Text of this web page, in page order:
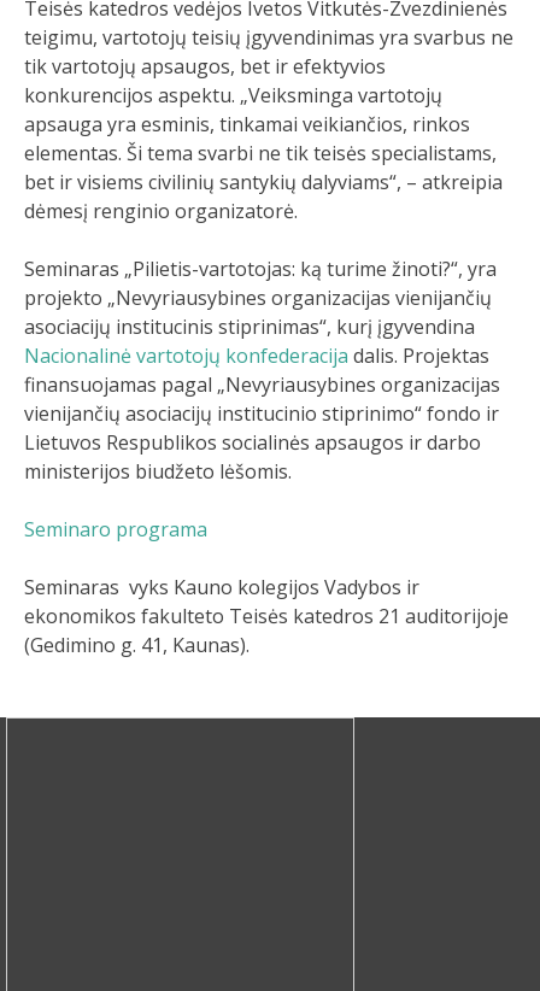
Teisės katedros vedėjos Ivetos Vitkutės-Zvezdinienės
teigimu, vartotojų teisių įgyvendinimas yra svarbus ne
tik vartotojų apsaugos, bet ir efektyvios
konkurencijos aspektu. „Veiksminga vartotojų
apsauga yra esminis, tinkamai veikiančios, rinkos
elementas. Ši tema svarbi ne tik teisės specialistams,
bet ir visiems civilinių santykių dalyviams“, – atkreipia
dėmesį renginio organizatorė.
Seminaras „Pilietis-vartotojas: ką turime žinoti?“, yra
projekto „Nevyriausybines organizacijas vienijančių
asociacijų institucinis stiprinimas“, kurį įgyvendina
Nacionalinė vartotojų konfederacija dalis. Projektas
finansuojamas pagal „Nevyriausybines organizacijas
vienijančių asociacijų institucinio stiprinimo“ fondo ir
Lietuvos Respublikos socialinės apsaugos ir darbo
ministerijos biudžeto lėšomis.
Seminaro programa
Seminaras vyks Kauno kolegijos Vadybos ir
ekonomikos fakulteto Teisės katedros 21 auditorijoje
(Gedimino g. 41, Kaunas).